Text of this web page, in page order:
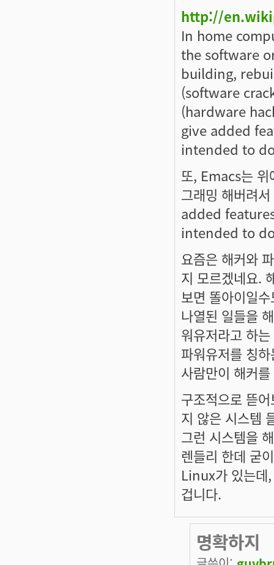
http://
In home
the software
building,
(software
(hardware
give added
intended to
또, Emacs는 위
그래밍 해버려
added
intended to do
요즘은 해커와
지 모르겠네요.
보면 똘아이일
나열된 일들을
워유저라고 하
파워유저를 칭
사람만이 해커
구조적으로 뜯
지 않은 시스템
그런 시스템을
렌들리 한데 굳
Linux가 있는데
겁니다.
명확하지